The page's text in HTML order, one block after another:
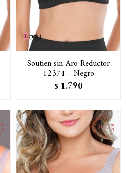
Soutien sin Aro Reductor
12371 - Negro
$ 1.790